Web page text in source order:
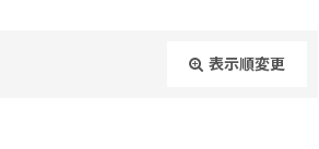
表示順変更